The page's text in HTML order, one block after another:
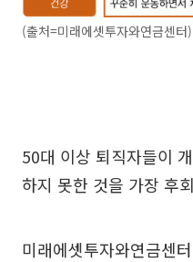
(출처=미래에셋투자와연금센터)
50대 이상 퇴직자들이
하지 못한 것을 가장 후
미래에셋투자와연금센